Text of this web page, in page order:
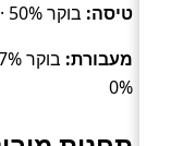
טיסה: בוקר 50% · צהריים 44% · ערב 6% · לילה 0%
מעבורת:
0%